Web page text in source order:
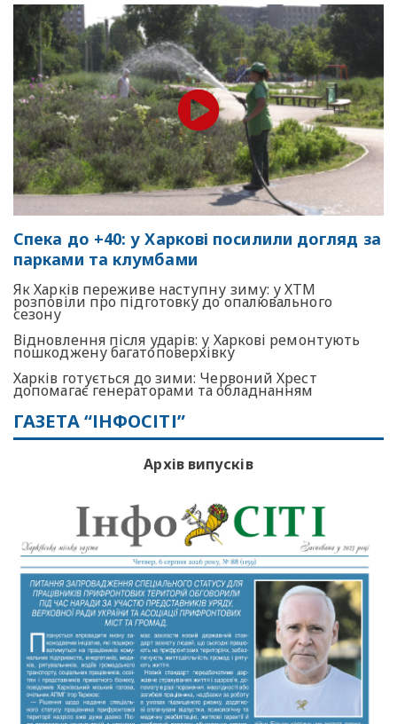
Спека до +40: у Харкові посилили догляд за
парками та клумбами
Як Харків переживе наступну зиму: у ХТМ
розповіли про підготовку до опалювального
сезону
Відновлення після ударів: у Харкові ремонтують
пошкоджену багатоповерхівку
Харків готується до зими: Червоний Хрест
допомагає генераторами та обладнанням
ГАЗЕТА “ІНФОСІТІ”
Архів випусків